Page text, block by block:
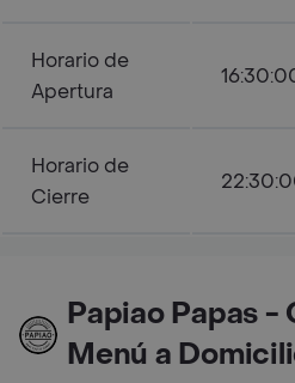
Horario de
Apertura
Horario de
Cierre
Papiao Papas -
Menú a